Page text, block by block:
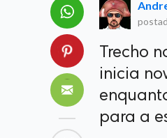
Trecho
inicia
para a